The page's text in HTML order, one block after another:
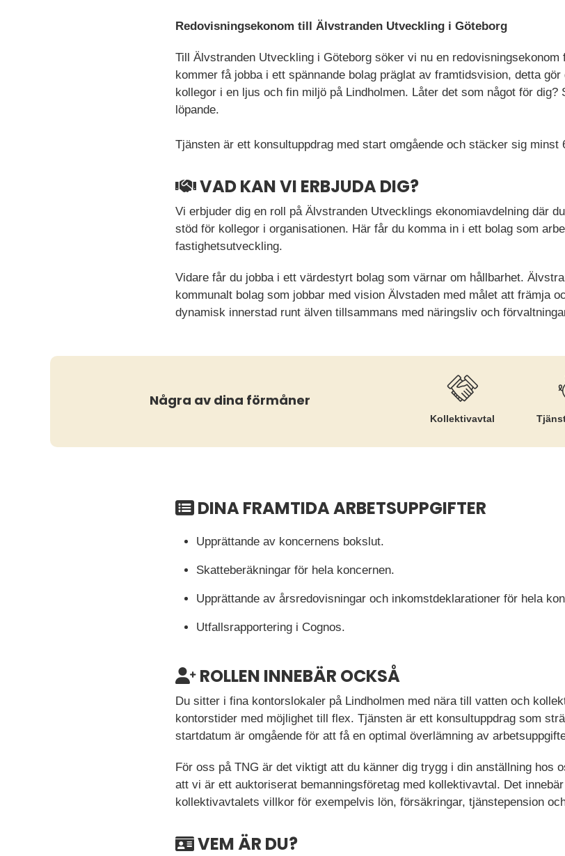
Redovisningsekonom till Älvstranden Utveckling i Göteborg
Till Älvstranden Utveckling i Göteborg söker vi nu en
kommer få jobba i ett spännande bolag präglat av framtidsvision, detta
kollegor i en ljus och fin miljö på Lindholmen. Låter det som något för dig?
löpande.
Tjänsten är ett konsultuppdrag med start omgående och stäcker sig minst
VAD KAN VI ERBJUDA DIG?
Vi erbjuder dig en roll på Älvstranden Utvecklings ekonomiavdelning där
stöd för kollegor i organisationen. Här får du komma in i ett bolag som
fastighetsutveckling.
Vidare får du jobba i ett värdestyrt bolag som värnar om hållbarhet.
kommunalt bolag som jobbar med vision Älvstaden med målet att främja
dynamisk innerstad runt älven tillsammans med näringsliv och
Några av dina förmåner
Kollektiv­avtal
DINA FRAMTIDA ARBETSUPPGIFTER
Upprättande av koncernens bokslut.
Skatteberäkningar för hela koncernen.
Upprättande av årsredovisningar och inkomstdeklarationer för hela
Utfallsrapportering i Cognos.
ROLLEN INNEBÄR OCKSÅ
Du sitter i fina kontorslokaler på Lindholmen med nära till vatten och
kontorstider med möjlighet till flex. Tjänsten är ett konsultuppdrag som
startdatum är omgående för att få en optimal överlämning av
För oss på TNG är det viktigt att du känner dig trygg i din anställning hos
att vi är ett auktoriserat bemanningsföretag med kollektivavtal. Det
kollektivavtalets villkor för exempelvis lön, försäkringar, tjänstepension
VEM ÄR DU?